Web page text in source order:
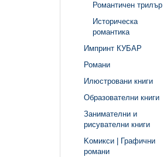
Романтичен трилър
Историческа
романтика
Импринт КУБАР
Романи
Илюстровани книги
Образователни книги
Занимателни и
рисувателни книги
Kомикси | Графични
романи